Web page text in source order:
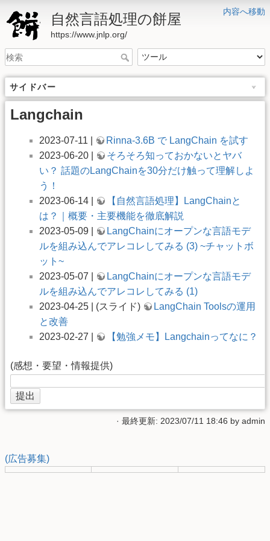
内容へ移動
自然言語処理の餅屋
https://www.jnlp.org/
サイドバー
Langchain
2023-07-11 |
Rinna-3.6B で LangChain を試す
2023-06-20 |
そろそろ知っておかないとヤバ
い？ 話題のLangChainを30分だけ触って理解しよ
う！
2023-06-14 |
【自然言語処理】LangChainと
は？｜概要・主要機能を徹底解説
2023-05-09 |
LangChainにオープンな言語モデ
ルを組み込んでアレコレしてみる (3) ~チャットボ
ット~
2023-05-07 |
LangChainにオープンな言語モデ
ルを組み込んでアレコレしてみる (1)
2023-04-25 | (スライド)
LangChain Toolsの運用
と改善
2023-02-27 |
【勉強メモ】Langchainってなに？
(感想・要望・情報提供)
· 最終更新: 2023/07/11 18:46 by admin
(広告募集)